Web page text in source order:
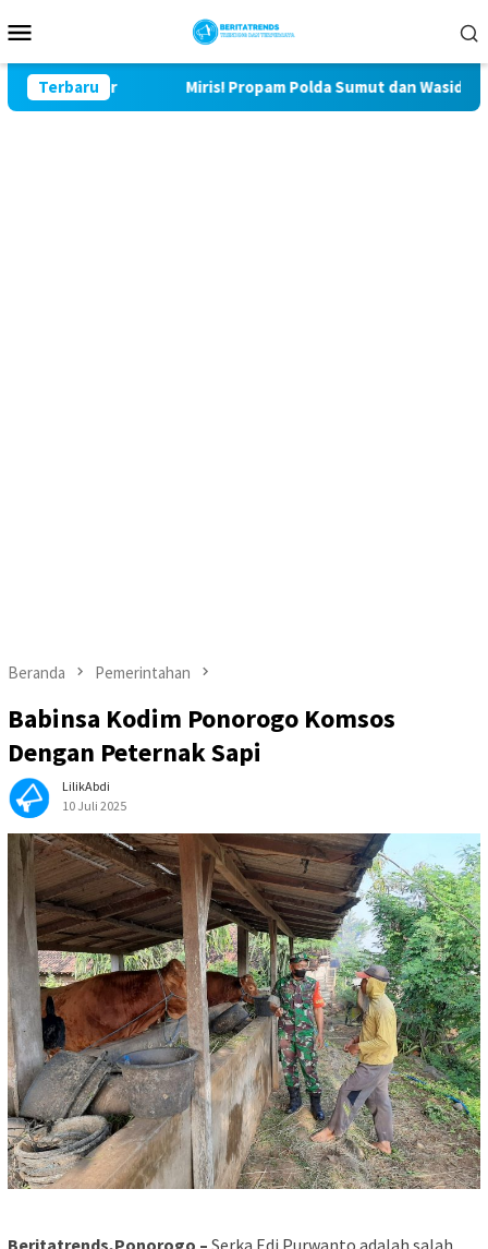
ke
Mobile
Terbaru
Lor Miris! Propam Polda Sumut dan Wasidik
Beranda Pemerintahan
Babinsa Kodim Ponorogo Komsos
Dengan Peternak Sapi
LilikAbdi
10 Juli 2025
Beritatrends,Ponorogo – Serka Edi Purwanto adalah salah